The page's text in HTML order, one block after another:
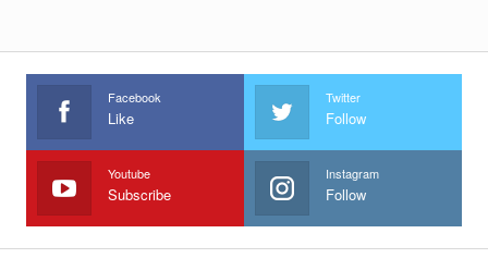
Facebook
Like
Twitter
Follow
Youtube
Subscribe
Instagram
Follow